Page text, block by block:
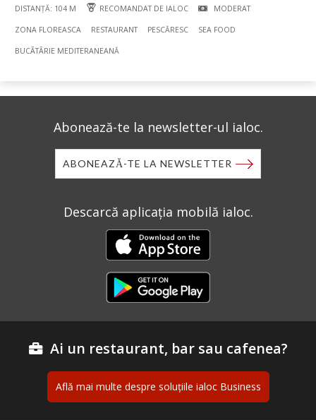
DISTANȚĂ: 104 M RECOMANDAT DE IALOC MODERAT
ZONA FLOREASCA RESTAURANT PESCĂRESC SEA FOOD
BUCÃTÃRIE MEDITERANEANĂ
Abonează-te la newsletter-ul ialoc.
ABONEAZĂ-TE LA NEWSLETTER
Descarcă aplicația mobilă ialoc.
Ai un restaurant, bar sau cafenea?
Află mai multe despre soluțiile ialoc Business